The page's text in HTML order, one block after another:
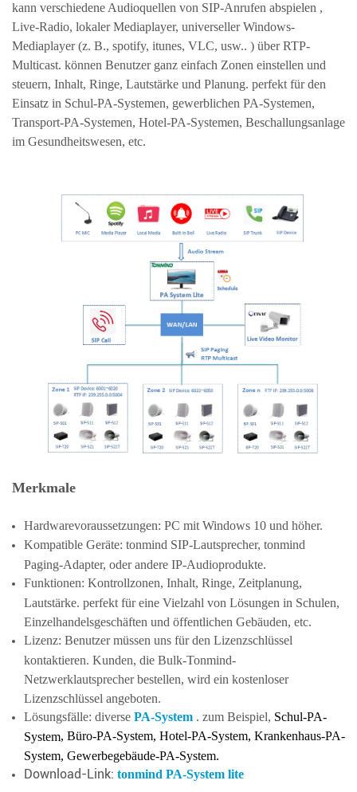
kann verschiedene Audioquellen von SIP-Anrufen abspielen ,
Live-Radio, lokaler Mediaplayer, universeller Windows-
Mediaplayer (z. B., spotify, itunes, VLC, usw.. ) über RTP-
Multicast. können Benutzer ganz einfach Zonen einstellen und
steuern, Inhalt, Ringe, Lautstärke und Planung. perfekt für den
Einsatz in Schul-PA-Systemen, gewerblichen PA-Systemen,
Transport-PA-Systemen, Hotel-PA-Systemen, Beschallungsanlage
im Gesundheitswesen, etc.
Merkmale
Hardwarevoraussetzungen: PC mit Windows 10 und höher.
Kompatible Geräte: tonmind SIP-Lautsprecher, tonmind
Paging-Adapter, oder andere IP-Audioprodukte.
Funktionen: Kontrollzonen, Inhalt, Ringe, Zeitplanung,
Lautstärke. perfekt für eine Vielzahl von Lösungen in Schulen,
Einzelhandelsgeschäften und öffentlichen Gebäuden, etc.
Lizenz: Benutzer müssen uns für den Lizenzschlüssel
kontaktieren. Kunden, die Bulk-Tonmind-
Netzwerklautsprecher bestellen, wird ein kostenloser
Lizenzschlüssel angeboten.
Lösungsfälle: diverse PA-System . zum Beispiel, Schul-PA-
System, Büro-PA-System, Hotel-PA-System, Krankenhaus-PA-
System, Gewerbegebäude-PA-System.
Download-Link: tonmind PA-System lite